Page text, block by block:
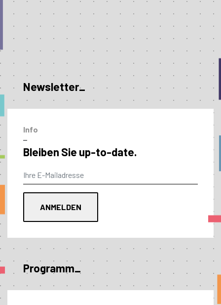
Newsletter_
Info
–
Bleiben Sie up-to-date.
Programm_